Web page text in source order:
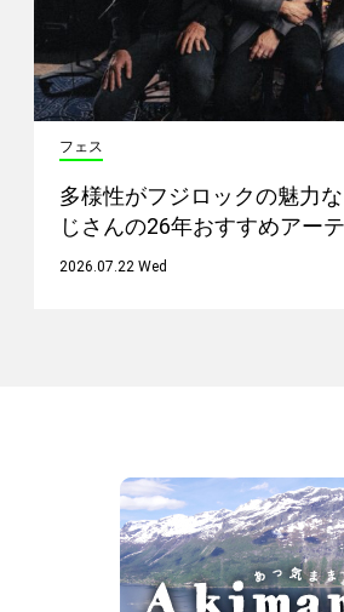
フェス
多様性がフジロックの魅力
じさんの26年おすすめアー
2026.07.22 Wed